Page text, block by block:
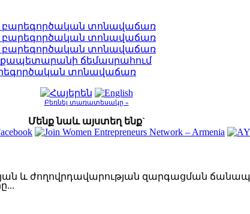
բարեգործական տոնավաճառ
բարեգործական տոնավաճառ
բարեգործական տոնավաճառ
ճեմասրահում
տոնավաճառ
Բեռնել տառատեսակը »
Մենք նաև այստեղ ենք`
և ժողովրդավարության զարգացման